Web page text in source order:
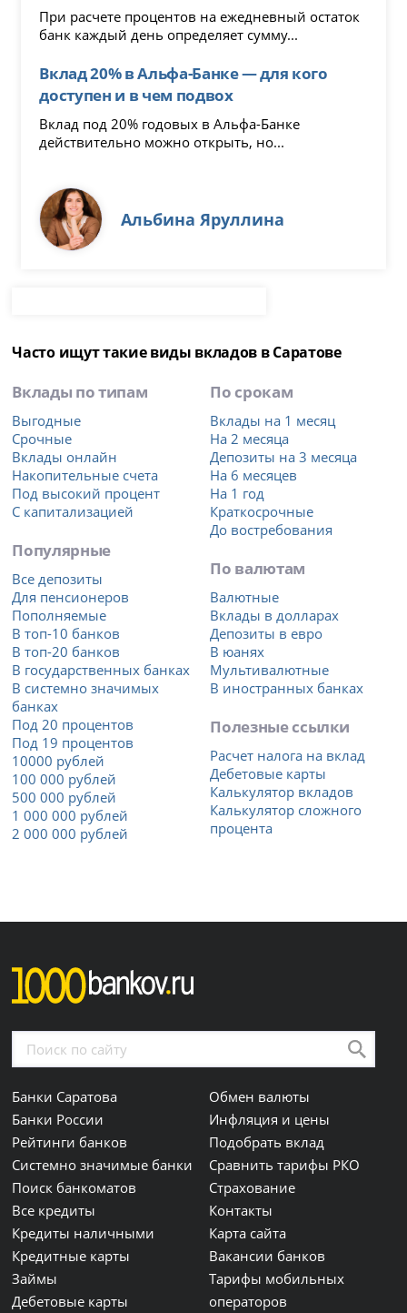
При расчете процентов на ежедневный остаток
банк каждый день определяет сумму...
Вклад 20% в Альфа-Банке — для кого
доступен и в чем подвох
Вклад под 20% годовых в Альфа-Банке
действительно можно открыть, но...
Альбина Яруллина
Часто ищут такие виды вкладов в Саратове
Вклады по типам
Выгодные
Срочные
Вклады онлайн
Накопительные счета
Под высокий процент
С капитализацией
Популярные
Все депозиты
Для пенсионеров
Пополняемые
В топ-10 банков
В топ-20 банков
В государственных банках
В системно значимых
банках
Под 20 процентов
Под 19 процентов
10000 рублей
100 000 рублей
500 000 рублей
1 000 000 рублей
2 000 000 рублей
По срокам
Вклады на 1 месяц
На 2 месяца
Депозиты на 3 месяца
На 6 месяцев
На 1 год
Краткосрочные
До востребования
По валютам
Валютные
Вклады в долларах
Депозиты в евро
В юанях
Мультивалютные
В иностранных банках
Полезные ссылки
Расчет налога на вклад
Дебетовые карты
Калькулятор вкладов
Калькулятор сложного
процента
Банки Саратова
Банки России
Рейтинги банков
Системно значимые банки
Поиск банкоматов
Все кредиты
Кредиты наличными
Кредитные карты
Займы
Дебетовые карты
Обмен валюты
Инфляция и цены
Подобрать вклад
Сравнить тарифы РКО
Страхование
Контакты
Карта сайта
Вакансии банков
Тарифы мобильных
операторов